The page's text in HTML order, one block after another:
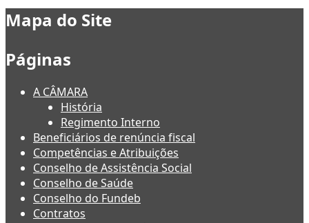
Mapa do Site
Páginas
A CÂMARA
História
Regimento Interno
Beneficiários de renúncia fiscal
Competências e Atribuições
Conselho de Assistência Social
Conselho de Saúde
Conselho do Fundeb
Contratos